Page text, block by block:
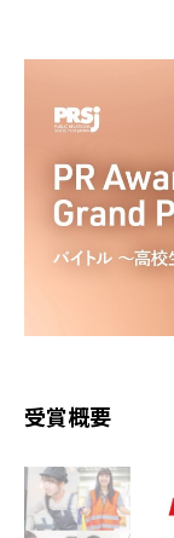
受賞概要